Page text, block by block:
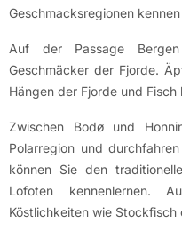
Geschmacksregionen
Auf der Passage
Geschmäcker der Fjorde.
Hängen der Fjorde und
Zwischen Bodø und
Polarregion und
können Sie den
Lofoten kennenlernen.
Köstlichkeiten wie Stockfisch